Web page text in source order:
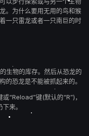
。为什么要用无用的鸟和猴
一只雷龙或者一只南巨的时
生物的库存。然后从恐龙的
的恐龙是不能被抓起来的。
“Reload”键(默认的“R”)，
来。